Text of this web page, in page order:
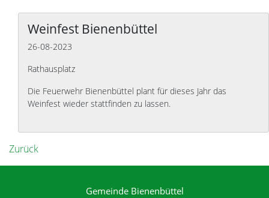
Weinfest Bienenbüttel
26-08-2023
Rathausplatz
Die Feuerwehr Bienenbüttel plant für dieses Jahr das
Weinfest wieder stattfinden zu lassen.
Zurück
Gemeinde Bienenbüttel